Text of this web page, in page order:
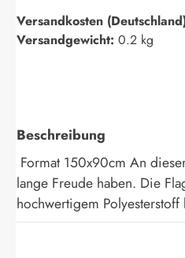
Versandkosten
Versandgewicht: 0.2 kg
Beschreibung
Format 150x90cm An
lange Freude haben. Die
hochwertigem